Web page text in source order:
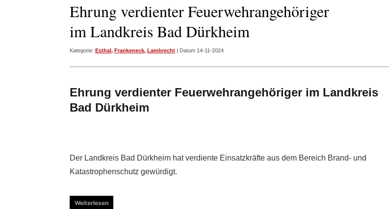
Ehrung verdienter Feuerwehrangehöriger
im Landkreis Bad Dürkheim
Kategorie: Esthal, Frankeneck, Lambrecht | Datum 14-11-2024
Ehrung verdienter Feuerwehrangehöriger im Landkreis
Bad Dürkheim
Der Landkreis Bad Dürkheim hat verdiente Einsatzkräfte aus dem Bereich Brand- und
Katastrophenschutz gewürdigt.
Weiterlesen